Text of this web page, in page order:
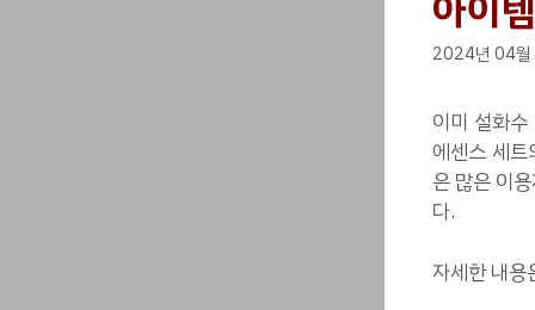
2024년 04
이미 설화
에센스 세
은 많은 이
다.
자세한 내용